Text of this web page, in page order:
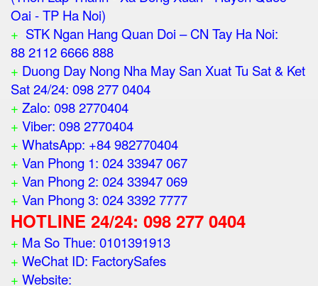
Oai - TP Ha Noi)
+ STK Ngan Hang Quan Doi – CN Tay Ha Noi:
88 2112 6666 888
+ Duong Day Nong Nha May San Xuat Tu Sat & Ket
Sat 24/24: 098 277 0404
+ Zalo: 098 2770404
+ Viber: 098 2770404
+ WhatsApp: +84 982770404
+ Van Phong 1: 024 33947 067
+ Van Phong 2: 024 33947 069
+ Van Phong 3: 024 3392 7777
HOTLINE 24/24: 098 277 0404
+ Ma So Thue: 0101391913
+ WeChat ID: FactorySafes
+ Website: